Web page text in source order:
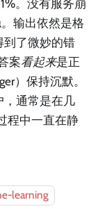
。没有服务崩
输出依然是格
到了微妙的错
案看起来是正
）保持沉默。
通常是在几
程中一直在静
learning